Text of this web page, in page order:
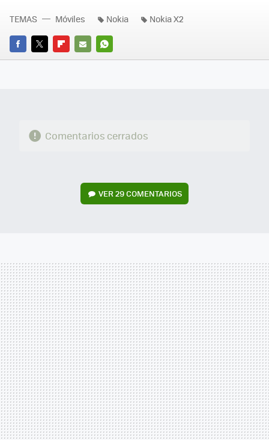
FACEBOOK
TWITTERFLIPBOARD
E-
WHATSAPP
TEMAS Móviles Nokia Nokia X2
Comentarios cerrados
VER29 COMENTARIOS